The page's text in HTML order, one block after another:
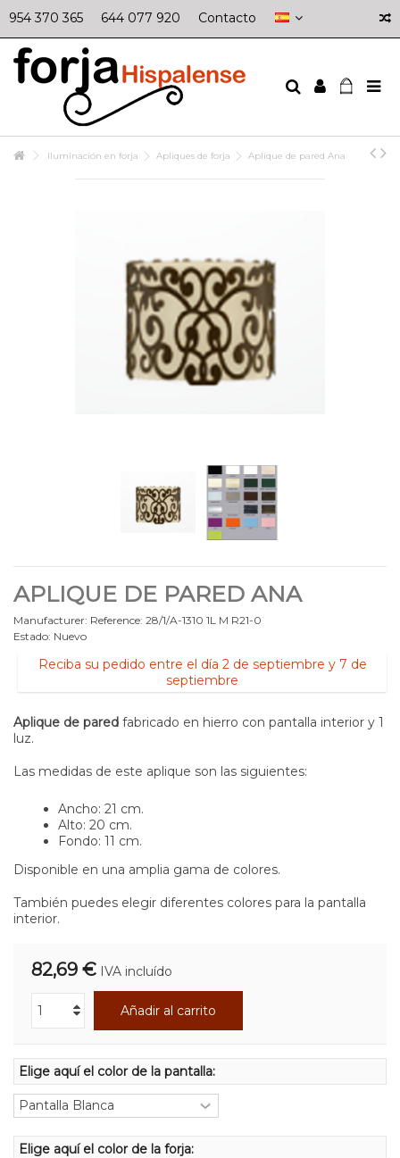
954 370 365 644 077 920 Contacto
Iluminación en forja Apliques de forja Aplique de pared Ana
APLIQUE DE PARED ANA
Manufacturer: Reference: 28/1/A-1310 1L M R21-0
Estado: Nuevo
Reciba su pedido entre el día 2 de septiembre y 7 de
septiembre
Aplique de pared fabricado en hierro con pantalla interior y 1
luz.
Las medidas de este aplique son las siguientes:
Ancho: 21 cm.
Alto: 20 cm.
Fondo: 11 cm.
Disponible en una amplia gama de colores.
También puedes elegir diferentes colores para la pantalla
interior.
82,69 € IVA incluído
Añadir al carrito
Elige aquí el color de la pantalla:
Elige aquí el color de la forja: